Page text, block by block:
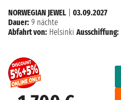
NORWEGIAN JEWEL
03.09.2027
Dauer: 9 nächte
Abfahrt von: Helsinki Ausschiffung: